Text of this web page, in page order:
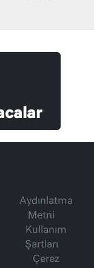
Aydınlatma
Metni
Kullanım
Şartları
Çerez